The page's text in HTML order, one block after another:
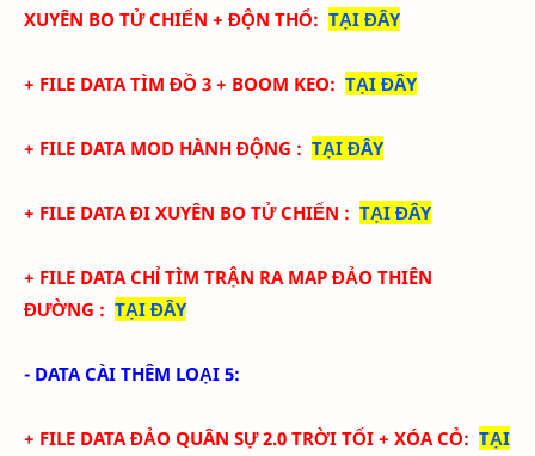
XUYÊN BO TỬ CHIẾN + ĐỘN THỔ: TẠI ĐÂY
+ FILE DATA TÌM ĐỒ 3 + BOOM KEO: TẠI ĐÂY
+ FILE DATA MOD HÀNH ĐỘNG : TẠI ĐÂY
+ FILE DATA ĐI XUYÊN BO TỬ CHIẾN : TẠI ĐÂY
+ FILE DATA CHỈ TÌM TRẬN RA MAP ĐẢO THIÊN
ĐƯỜNG : TẠI ĐÂY
- DATA CÀI THÊM LOẠI 5:
+ FILE DATA ĐẢO QUÂN SỰ 2.0 TRỜI TỐI + XÓA CỎ: TẠI